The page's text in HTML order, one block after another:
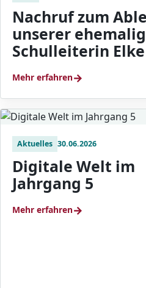
Nachruf zum
unserer
Schulleiterin
Mehr erfahren→
Aktuelles 30.06.2026
Digitale Welt im
Jahrgang 5
Mehr erfahren→